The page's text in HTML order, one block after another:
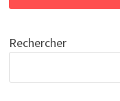
Rechercher